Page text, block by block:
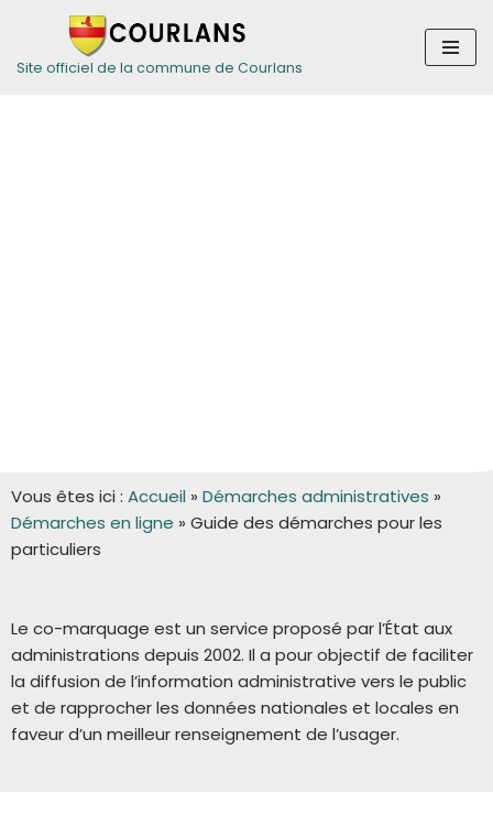
Aller
Site officiel de la commune de Courlans
Vous êtes ici : Accueil » Démarches administratives »
Démarches en ligne » Guide des démarches pour les
particuliers
Le co-marquage est un service proposé par l’État aux
administrations depuis 2002. Il a pour objectif de faciliter
la diffusion de l’information administrative vers le public
et de rapprocher les données nationales et locales en
faveur d’un meilleur renseignement de l’usager.